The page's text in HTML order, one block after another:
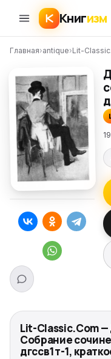
Книгизм
Главная›antique›Lit-
Lit-Classic.Com
Собрание
дгссв1т-1,